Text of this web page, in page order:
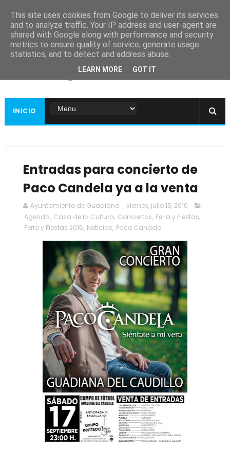
Ayuntamiento de
Guadiana
INICIO
Entradas para concierto de
Paco Candela ya a la venta
Ayuntamiento de Guadiana
viernes, julio 15, 2016
Agenda, Casa de la Cultura, Conciertos, Feria y Fiestas,
Feria y Fiestas 2016, Noticias, Paco Candela
This site uses cookies from Google to deliver its services
and to analyze traffic. Your IP address and user-agent are
shared with Google along with performance and security
metrics to ensure quality of service, generate usage
statistics, and to detect and address abuse.
LEARN MORE GOT IT